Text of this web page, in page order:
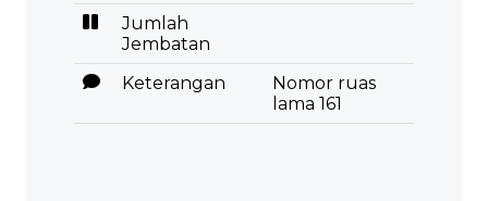
Jumlah
Jembatan
Keterangan
Nomor ruas
lama 161